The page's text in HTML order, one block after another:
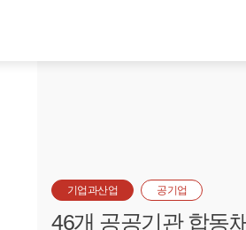
기업과산업 공기업
46개 공공기관 합동